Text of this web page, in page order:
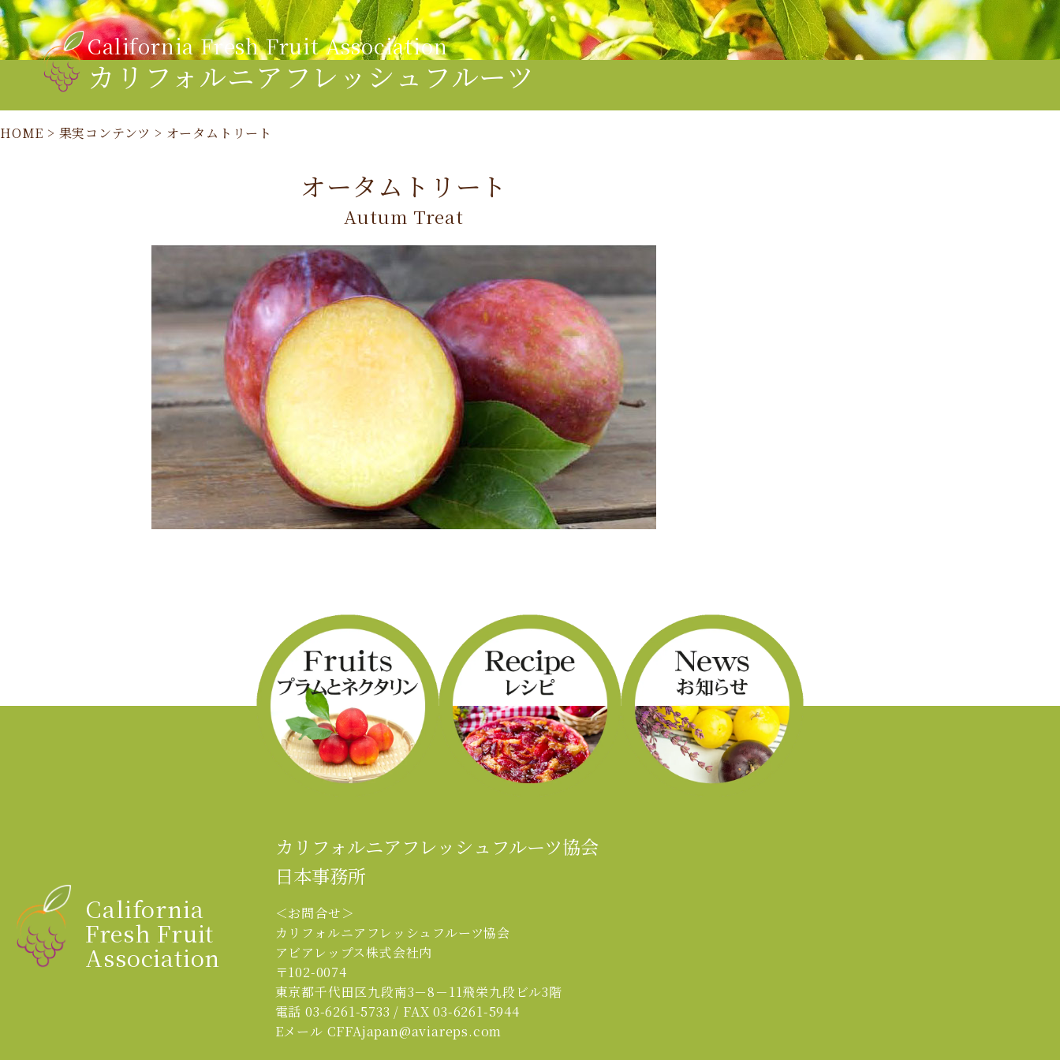
California Fresh Fruit Association
カリフォルニアフレッシュフルーツ
HOME > 果実コンテンツ > オータムトリート
オータムトリート
Autum Treat
California
Fresh Fruit
Association
カリフォルニアフレッシュフルーツ協会
日本事務所
＜お問合せ＞
カリフォルニアフレッシュフルーツ協会
アビアレップス株式会社内
〒102-0074
東京都千代田区九段南3－8－11飛栄九段ビル3階
電話 03-6261-5733 / FAX 03-6261-5944
Eメール CFFAjapan@aviareps.com